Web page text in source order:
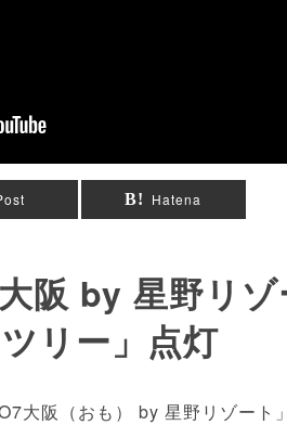
Hatena
大阪 by 星野リ
リー」点灯
大阪（おも） by 星野リゾート